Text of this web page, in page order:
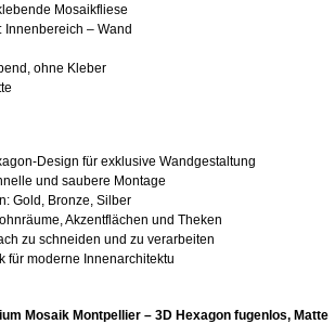
Mosaikfliese
– Wand
ohne Kleber
für exklusive Wandgestaltung
und saubere Montage
Gold, Bronze, Silber
Akzentflächen und Theken
zu schneiden und zu verarbeiten
für moderne Innenarchitektu
Mosaik Montpellier – 3D Hexagon fugenlos, Matte